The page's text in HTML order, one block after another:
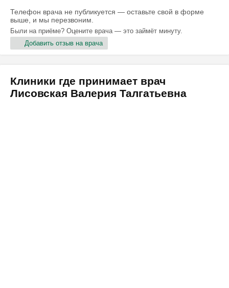
Телефон врача не публикуется — оставьте свой в форме
выше, и мы перезвоним.
Были на приёме? Оцените врача — это займёт минуту.
Добавить отзыв на врача
Клиники где принимает врач
Лисовская Валерия Талгатьевна